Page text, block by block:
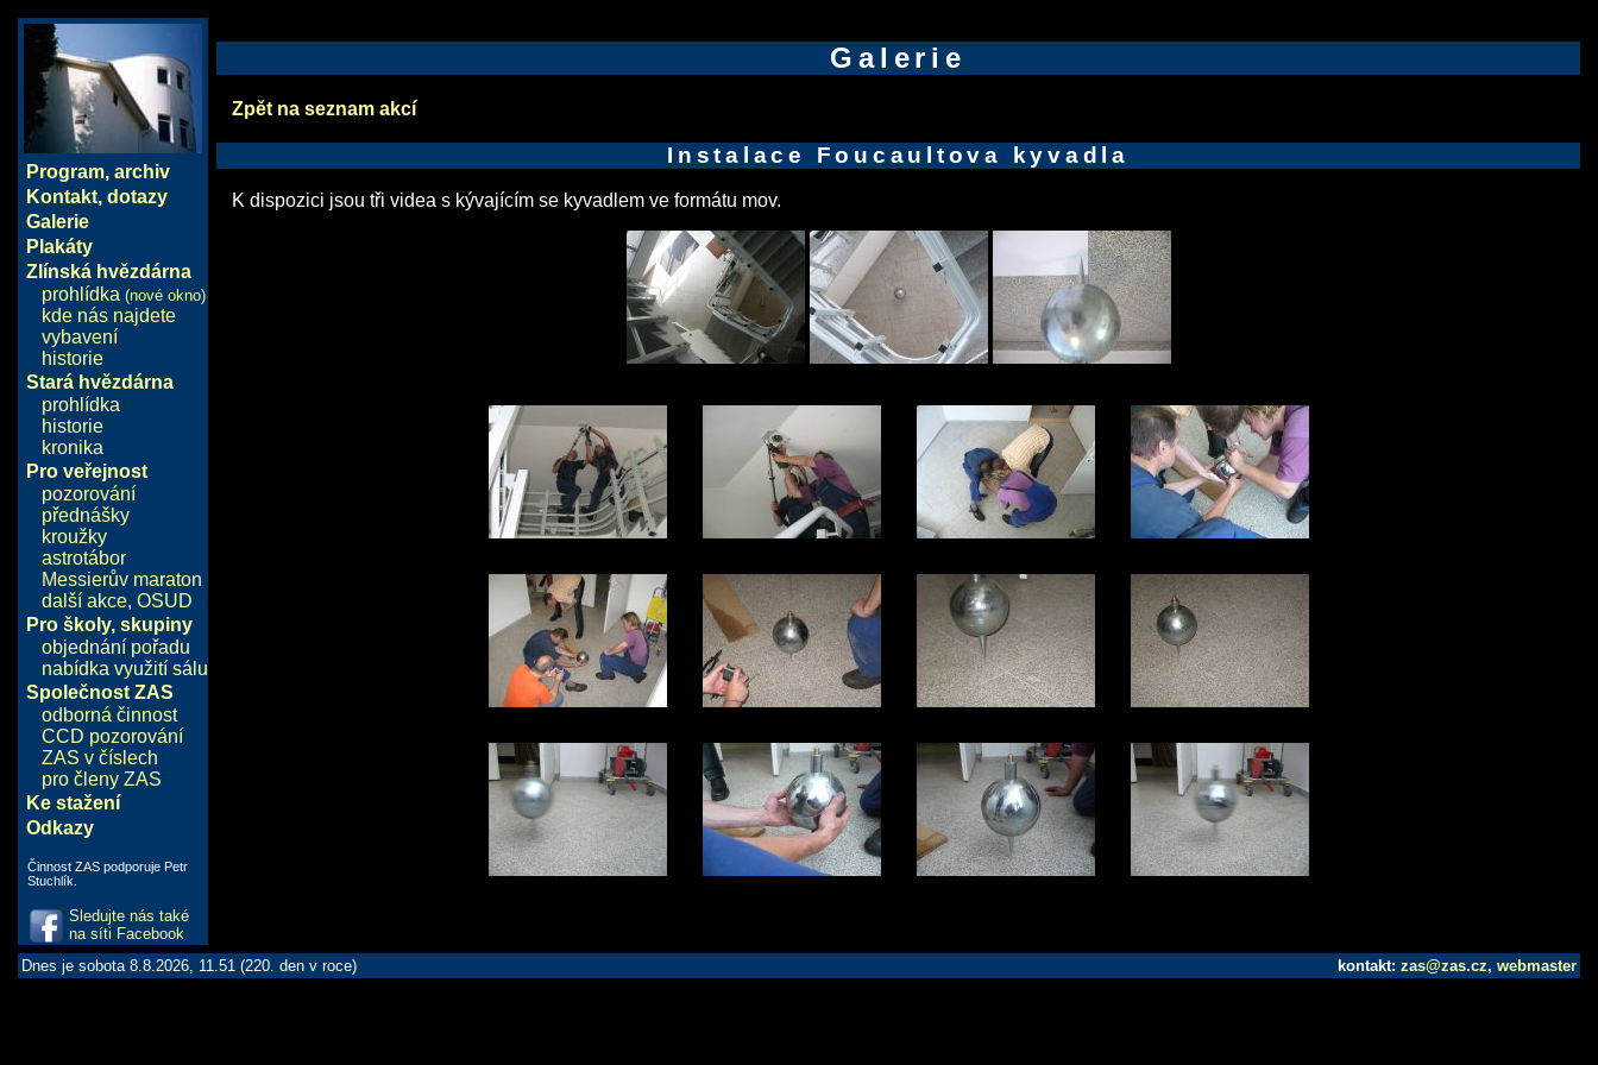
Program, archiv
Kontakt, dotazy
Galerie
Plakáty
Zlínská hvězdárna
prohlídka (nové okno)
kde nás najdete
vybavení
historie
Stará hvězdárna
prohlídka
historie
kronika
Pro veřejnost
pozorování
přednášky
kroužky
astrotábor
Messierův maraton
další akce, OSUD
Pro školy, skupiny
objednání pořadu
nabídka využití sálu
Společnost ZAS
odborná činnost
CCD pozorování
ZAS v číslech
pro členy ZAS
Ke stažení
Odkazy
Činnost ZAS podporuje Petr
Stuchlík.
Sledujte nás také
na síti Facebook
Galerie
Zpět na seznam akcí
Instalace Foucaultova kyvadla
K dispozici jsou tři videa s kývajícím se kyvadlem ve formátu mov.
Dnes je sobota 8.8.2026, 11.51 (220. den v roce) kontakt: zas@zas.cz, webmaster